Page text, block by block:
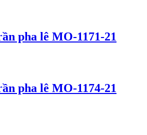
pha lê MO-1171-21
pha lê MO-1174-21